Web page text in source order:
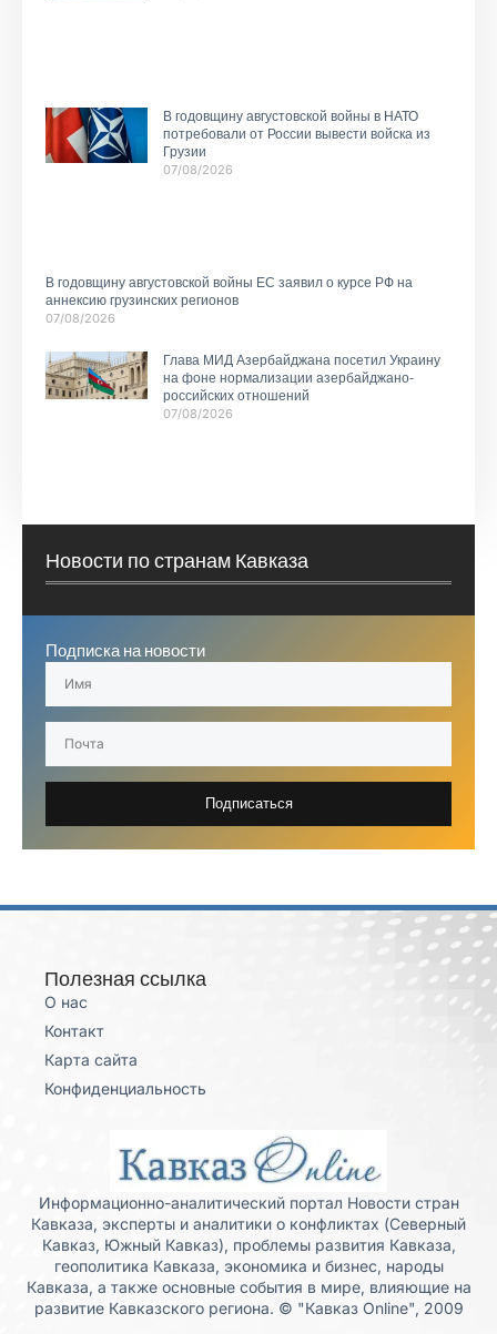
В годовщину августовской войны в НАТО
потребовали от России вывести войска из
Грузии
07/08/2026
В годовщину августовской войны ЕС заявил о курсе РФ на
аннексию грузинских регионов
07/08/2026
Глава МИД Азербайджана посетил Украину
на фоне нормализации азербайджано-
российских отношений
07/08/2026
Новости по странам Кавказа
Подписка на новости
Подписаться
Полезная ссылка
О нас
Контакт
Карта сайта
Конфиденциальность
Информационно-аналитический портал Новости стран
Кавказа, эксперты и аналитики о конфликтах (Северный
Кавказ, Южный Кавказ), проблемы развития Кавказа,
геополитика Кавказа, экономика и бизнес, народы
Кавказа, а также основные события в мире, влияющие на
развитие Кавказского региона. © "Кавказ Online", 2009